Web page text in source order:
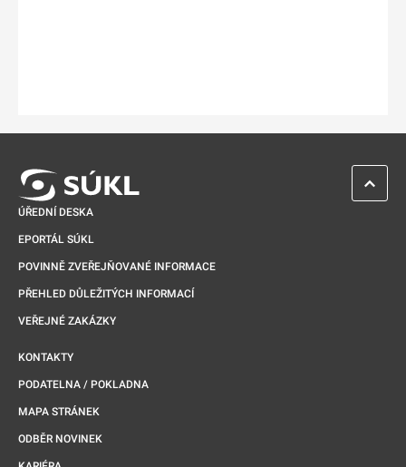
ÚŘEDNÍ DESKA
EPORTÁL SÚKL
POVINNĚ ZVEŘEJŇOVANÉ INFORMACE
PŘEHLED DŮLEŽITÝCH INFORMACÍ
VEŘEJNÉ ZAKÁZKY
KONTAKTY
PODATELNA / POKLADNA
MAPA STRÁNEK
ODBĚR NOVINEK
ZPĚT